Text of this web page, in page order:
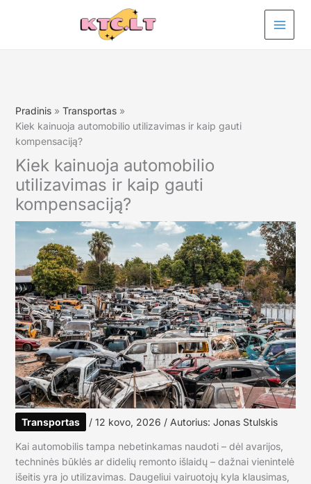
Pradinis
Transportas
Kiek kainuoja automobilio utilizavimas ir kaip gauti
kompensaciją?
Kiek kainuoja automobilio
utilizavimas ir kaip gauti
kompensaciją?
Transportas / 12 kovo, 2026 / Autorius: Jonas Stulskis
Kai automobilis tampa nebetinkamas naudoti – dėl avarijos,
techninės būklės ar didelių remonto išlaidų – dažnai vienintelė
išeitis yra jo utilizavimas. Daugeliui vairuotojų kyla klausimas,